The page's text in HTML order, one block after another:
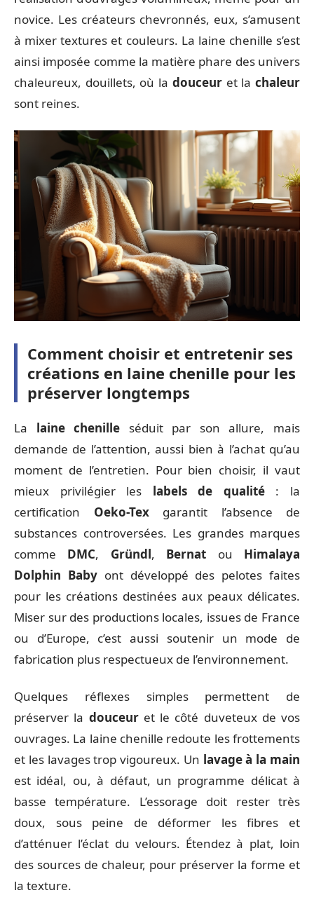
novice. Les créateurs chevronnés, eux, s’amusent
à mixer textures et couleurs. La laine chenille s’est
ainsi imposée comme la matière phare des univers
chaleureux, douillets, où la douceuret lachaleur
sont reines.
Comment choisir et entretenir ses
créations en laine chenille pour les
préserver longtemps
La laine chenille séduit par son allure, mais
demande de l’attention, aussi bien à l’achat qu’au
moment de l’entretien. Pour bien choisir, il vaut
mieux privilégier les labels de qualité: la
certification Oeko-Texgarantit l’absence de
substances controversées. Les grandes marques
comme DMC, Gründl, Bernat ou Himalaya
Dolphin Babyont développé des pelotes faites
pour les créations destinées aux peaux délicates.
Miser sur des productions locales, issues de France
ou d’Europe, c’est aussi soutenir un mode de
fabrication plus respectueux de l’environnement.
Quelques réflexes simples permettent de
préserver la douceuret le côté duveteux de vos
ouvrages. La laine chenille redoute les frottements
et les lavages trop vigoureux. Un lavage à la main
est idéal, ou, à défaut, un programme délicat à
basse température. L’essorage doit rester très
doux, sous peine de déformer les fibres et
d’atténuer l’éclat du velours. Étendez à plat, loin
des sources de chaleur, pour préserver la forme et
la texture.